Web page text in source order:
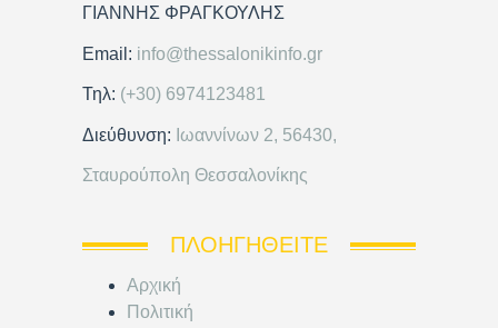
ΓΙΑΝΝΗΣ ΦΡΑΓΚΟΥΛΗΣ
Email: info@thessalonikinfo.gr
Τηλ: (+30) 6974123481
Διεύθυνση: Ιωαννίνων 2, 56430,
Σταυρούπολη Θεσσαλονίκης
ΠΛΟΗΓΗΘΕΊΤΕ
Αρχική
Πολιτική